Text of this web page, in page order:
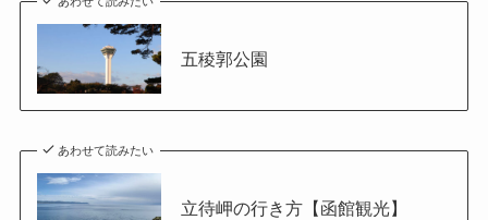
五稜郭公園
あわせて読みたい
立待岬の行き方【函館観光】